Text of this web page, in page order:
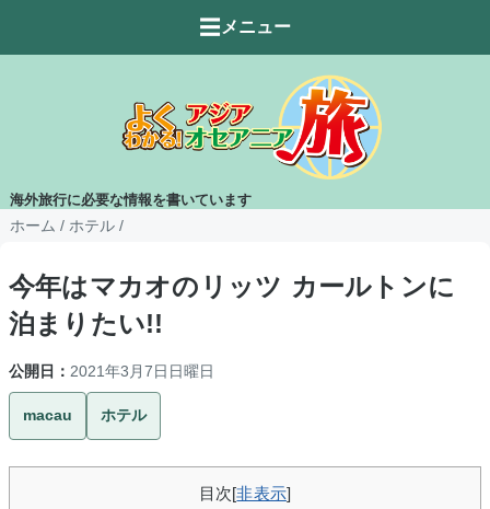
☰ メニュー
海外旅行に必要な情報を書いています
ホーム / ホテル /
今年はマカオのリッツ カールトンに
泊まりたい!!
公開日： 2021年3月7日日曜日
macau ホテル
目次[非表示]